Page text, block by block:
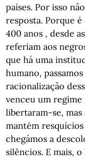
países. Por isso
resposta. Porque
400 anos , desde
referiam aos
que há uma
humano,
racionalização
venceu um regime
libertaram-se,
mantém
chegámos a
silêncios. E mais,